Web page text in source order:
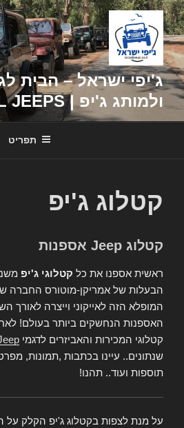
דילוג
לתוכן
ג'יפי ישראל – הבית
ולמותג ג'יפ | ISRAEL JEEPS
תפריט
קטלוג ג'יפ
קטלוג Jeep אספנות
ראשית אספנו את כל קטלוגי ג'יפ
הבעלות של אמריקן-מוטורס החברה
המופלא הזה לאייקוני וייצרה לאורך
האספנות הנחשקים ביותר בעולם!
קטלוגי המכירות והאביזרים לדגמי
שנתונים.. עיינו בכתבות ,תמונות,
תוספות ועוד.. תהנו!
על מנת לצפות בקטלוג ג'יפ הקלק על